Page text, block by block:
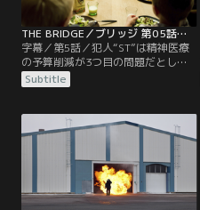
THE BRIDGE／ブリッジ 第05話／字幕
字幕／第5話／犯人“ST”は精神医療
の予算削減が3つ目の問題だとし
て、“ST”に操られた患者たちがマル
メとコペンハーゲンで同時多発的に
ィンは唯一未遂に終わった実行犯を
取り調べ、彼と同居していた家出中
の少女アニアが事件の突破口になる
と考える。
Subtitle